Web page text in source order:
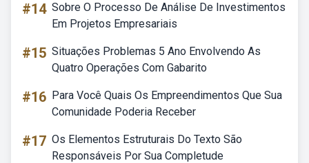
#14 Sobre O Processo De Análise De Investimentos
Em Projetos Empresariais
#15 Situações Problemas 5 Ano Envolvendo As
Quatro Operações Com Gabarito
#16 Para Você Quais Os Empreendimentos Que Sua
Comunidade Poderia Receber
#17 Os Elementos Estruturais Do Texto São
Responsáveis Por Sua Completude